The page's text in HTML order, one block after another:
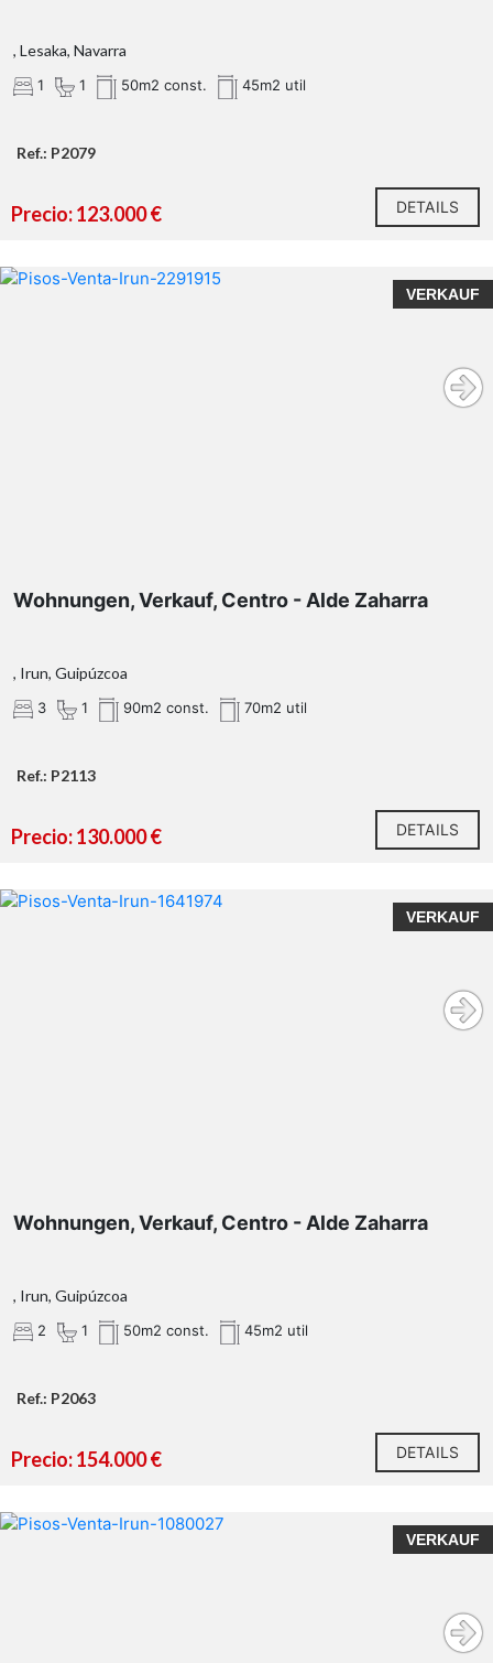
, Lesaka, Navarra
1 1 50m2 const. 45m2 util
Ref.: P2079
Precio: 123.000 € DETAILS
VERKAUF
Wohnungen, Verkauf, Centro - Alde Zaharra
, Irun, Guipúzcoa
3 1 90m2 const. 70m2 util
Ref.: P2113
Precio: 130.000 € DETAILS
VERKAUF
Wohnungen, Verkauf, Centro - Alde Zaharra
, Irun, Guipúzcoa
2 1 50m2 const. 45m2 util
Ref.: P2063
Precio: 154.000 € DETAILS
VERKAUF